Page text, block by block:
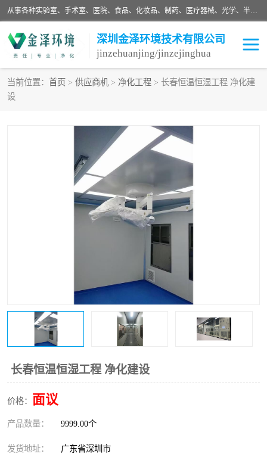
从事各种实验室、手术室、医院、食品、化妆品、制药、医疗器械、光学、半导体、精密电子等无尘车间行业的洁净车间装修设计、净化设备、恒温恒湿空调的设计制作与安装、净化系统工程项目施工及其技术支持服务。
深圳金泽环境技术有限公司
jinzehuanjing/jinzejinghua
当前位置： 首页 > 供应商机 > 净化工程 > 长春恒温恒湿工程 净化建
设
长春恒温恒湿工程 净化建设
价格： 面议
产品数量： 9999.00个
发货地址： 广东省深圳市
实验室净化
GMP车间净化
医药车间净化 生命工程
食品饮料
光电车间
过滤器
百级